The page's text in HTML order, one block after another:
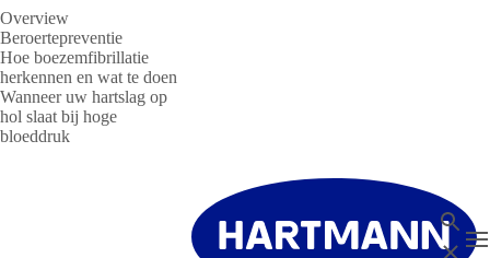
Overview
Beroertepreventie
Hoe boezemfibrillatie
herkennen en wat te doen
Wanneer uw hartslag op
hol slaat bij hoge
bloeddruk
Zoeken
Sluit